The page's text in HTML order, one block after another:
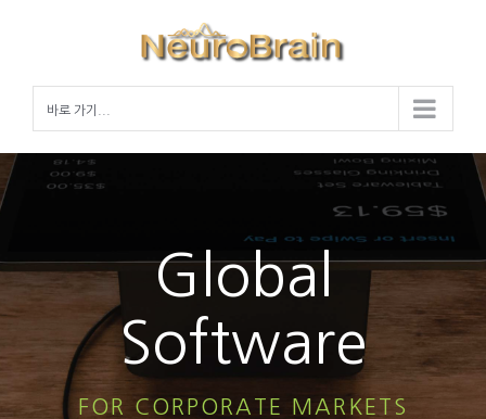
바로 가기...
Global
Software
FOR CORPORATE MARKETS